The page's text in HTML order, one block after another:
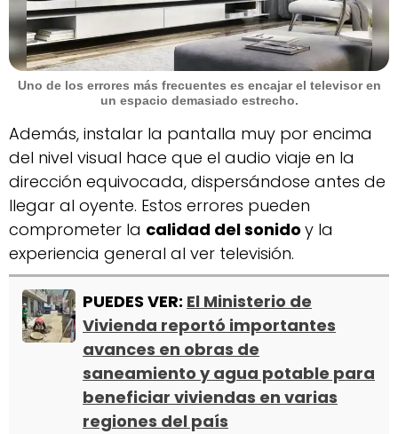
Uno de los errores más frecuentes es encajar el televisor en
un espacio demasiado estrecho.
Además, instalar la pantalla muy por encima
del nivel visual hace que el audio viaje en la
dirección equivocada, dispersándose antes de
llegar al oyente. Estos errores pueden
comprometer la calidad del sonido y la
experiencia general al ver televisión.
PUEDES VER: El Ministerio de
Vivienda reportó importantes
avances en obras de
saneamiento y agua potable para
beneficiar viviendas en varias
regiones del país